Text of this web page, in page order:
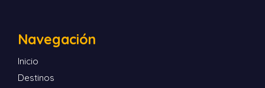
Navegación
Inicio
Destinos